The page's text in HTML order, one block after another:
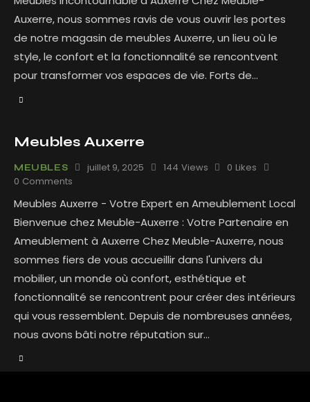
Auxerre, nous sommes ravis de vous ouvrir les portes
de notre magasin de meubles Auxerre, un lieu où le
style, le confort et la fonctionnalité se rencontvent
pour transformer vos espaces de vie. Forts de…
Meubles Auxerre
MEUBLES juillet 9, 2025 144 Views 0 Likes
0 Comments
Meubles Auxerre - Votre Expert en Ameublement Local
Bienvenue chez Meuble-Auxerre : Votre Partenaire en
Ameublement à Auxerre Chez Meuble-Auxerre, nous
sommes fiers de vous accueillir dans l'univers du
mobilier, un monde où confort, esthétique et
fonctionnalité se rencontrent pour créer des intérieurs
qui vous ressemblent. Depuis de nombreuses années,
nous avons bâti notre réputation sur…